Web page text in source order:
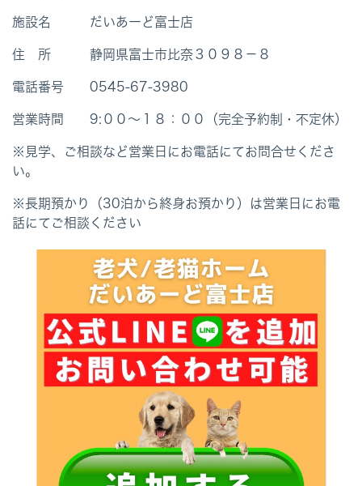
施設名 だいあーど富士店
住 所 静岡県富士市比奈３０９８－８
電話番号 0545-67-3980
営業時間 9:００～１８：００（完全予約制・不定休）
※見学、ご相談など営業日にお電話にてお問合せくださ
い。
※長期預かり（30泊から終身お預かり）は営業日にお電
話にてご相談ください